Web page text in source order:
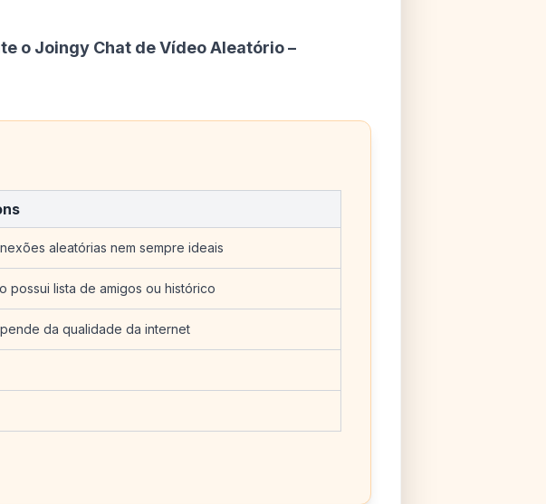
o Joingy Chat de Vídeo Aleatório –
aleatórias nem sempre ideais
possui lista de amigos ou histórico
da qualidade da internet